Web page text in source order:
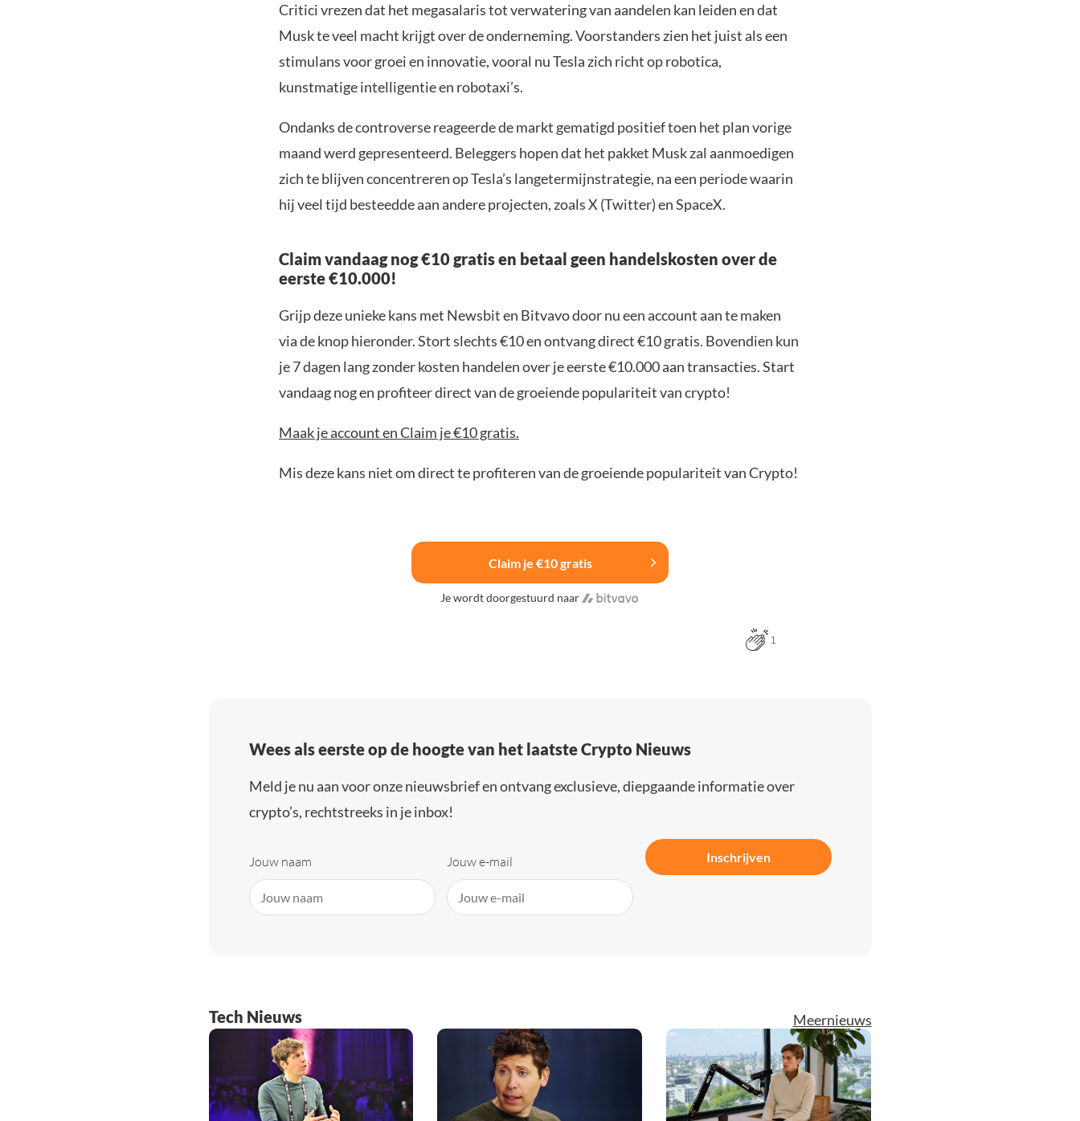
Critici vrezen dat het megasalaris tot verwatering van aandelen kan leiden en dat
Musk te veel macht krijgt over de onderneming. Voorstanders zien het juist als een
stimulans voor groei en innovatie, vooral nu Tesla zich richt op robotica,
kunstmatige intelligentie en robotaxi’s.
Ondanks de controverse reageerde de markt gematigd positief toen het plan vorige
maand werd gepresenteerd. Beleggers hopen dat het pakket Musk zal aanmoedigen
zich te blijven concentreren op Tesla’s langetermijnstrategie, na een periode waarin
hij veel tijd besteedde aan andere projecten, zoals X (Twitter) en SpaceX.
Claim vandaag nog €10 gratis en betaal geen handelskosten over de
eerste €10.000!
Grijp deze unieke kans met Newsbit en Bitvavo door nu een account aan te maken
via de knop hieronder. Stort slechts €10 en ontvang direct €10 gratis. Bovendien kun
je 7 dagen lang zonder kosten handelen over je eerste €10.000 aan transacties. Start
vandaag nog en profiteer direct van de groeiende populariteit van crypto!
Maak je account en Claim je €10 gratis.
Mis deze kans niet om direct te profiteren van de groeiende populariteit van Crypto!
Claim je €10 gratis
Je wordt doorgestuurd naar
1
Wees als eerste op de hoogte van het laatste Crypto Nieuws
Meld je nu aan voor onze nieuwsbrief en ontvang exclusieve, diepgaande informatie over
crypto’s, rechtstreeks in je inbox!
Jouw naam Jouw e-mail Inschrijven
Tech Nieuws Meernieuws